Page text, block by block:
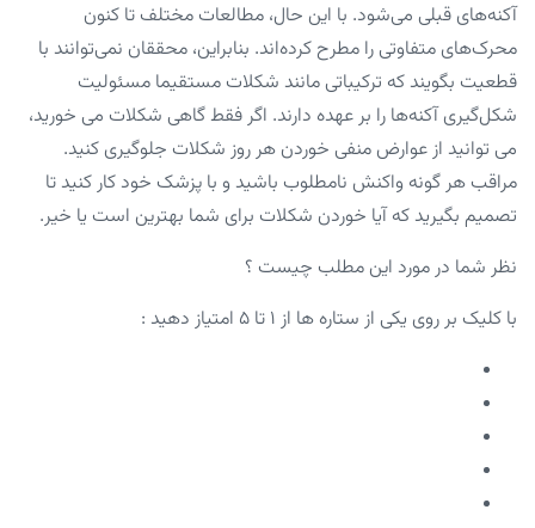
آکنه‌های قبلی می‌شود. با این‌ حال، مطالعات مختلف تا کنون
محرک‌های متفاوتی را مطرح کرده‌اند. بنابراین، محققان نمی‌توانند با
قطعیت بگویند که ترکیباتی مانند شکلات مستقیما مسئولیت
شکل‌گیری آکنه‌ها را بر عهده دارند. اگر فقط گاهی شکلات می خورید،
می توانید از عوارض منفی خوردن هر روز شکلات جلوگیری کنید.
مراقب هر گونه واکنش نامطلوب باشید و با پزشک خود کار کنید تا
تصمیم بگیرید که آیا خوردن شکلات برای شما بهترین است یا خیر.
نظر شما در مورد این مطلب چیست ؟
با کلیک بر روی یکی از ستاره ها از ۱ تا ۵ امتیاز دهید :